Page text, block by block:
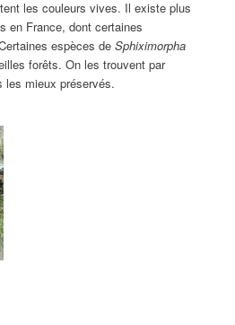
les couleurs vives. Il existe plus
en France, dont certaines
espèces deSphiximorpha
forêts. On les trouvent par
les mieux préservés.